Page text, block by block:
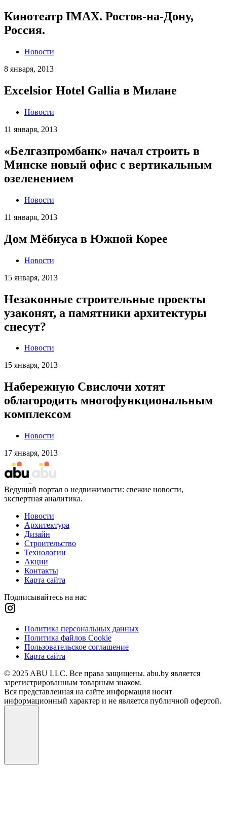
Кинотеатр IMAX. Ростов-на-Дону,
Россия.
Новости
8 января, 2013
Excelsior Hotel Gallia в Милане
Новости
11 января, 2013
«Белгазпромбанк» начал строить в
Минске новый офис с вертикальным
озеленением
Новости
11 января, 2013
Дом Мёбиуса в Южной Корее
Новости
15 января, 2013
Незаконные строительные проекты
узаконят, а памятники архитектуры
снесут?
Новости
15 января, 2013
Набережную Свислочи хотят
облагородить многофункциональным
комплексом
Новости
17 января, 2013
Ведущий портал о недвижимости: свежие новости,
экспертная аналитика.
Новости
Архитектура
Дизайн
Строительство
Технологии
Акции
Контакты
Карта сайта
Подписывайтесь на нас
Политика персональных данных
Политика файлов Cookie
Пользовательское соглашение
Карта сайта
© 2025 ABU LLC. Все права защищены. abu.by является
зарегистрированным товарным знаком.
Вся представленная на сайте информация носит
информационный характер и не является публичной офертой.